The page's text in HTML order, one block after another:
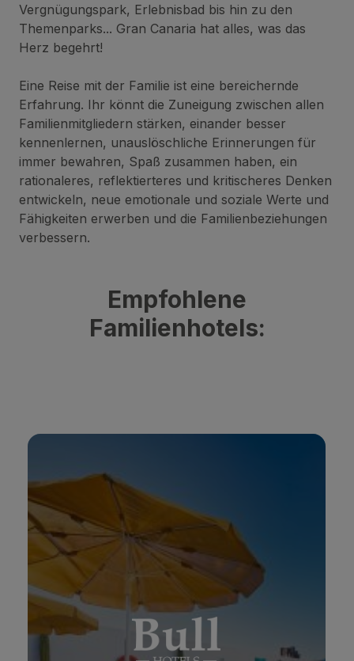
Vergnügungspark, Erlebnisbad bis hin zu den
Themenparks... Gran Canaria hat alles, was das
Herz begehrt!
Eine Reise mit der Familie ist eine bereichernde
Erfahrung. Ihr könnt die Zuneigung zwischen allen
Familienmitgliedern stärken, einander besser
kennenlernen, unauslöschliche Erinnerungen für
immer bewahren, Spaß zusammen haben, ein
rationaleres, reflektierteres und kritischeres Denken
entwickeln, neue emotionale und soziale Werte und
Fähigkeiten erwerben und die Familienbeziehungen
verbessern.
Empfohlene
Familienhotels:
BULL ASTORIA